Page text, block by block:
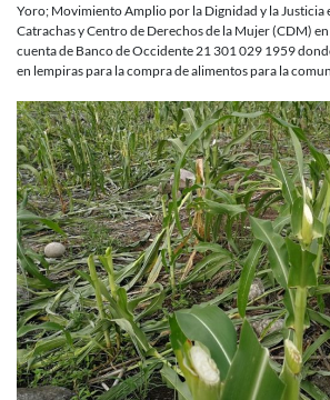
Yoro; Movimiento Amplio por la Dignidad y la Justicia
Catrachas y Centro de Derechos de la Mujer (CDM)
cuenta de Banco de Occidente 21 301 029 1959
en lempiras para la compra de alimentos para la